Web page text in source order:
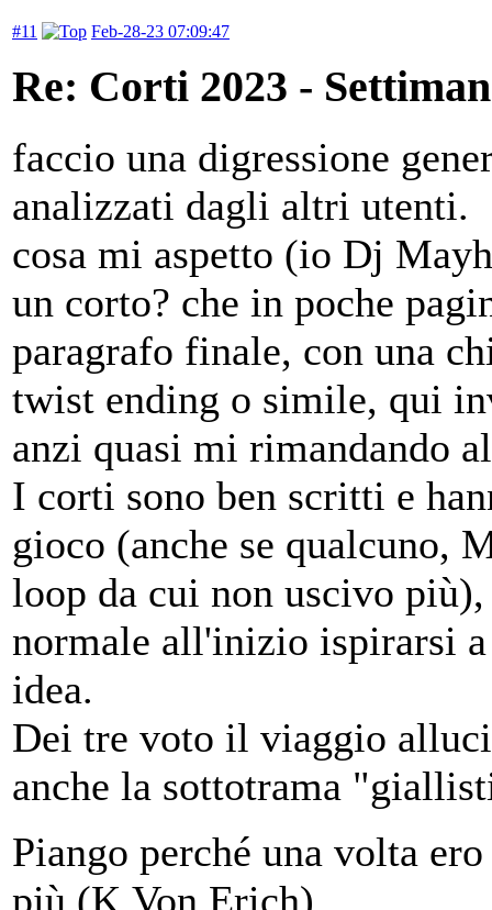
#11 Feb-28-23 07:09:47
Re: Corti 2023 -
faccio una digressione
analizzati dagli altri utenti.
cosa mi aspetto (io Dj
un corto? che in poche
paragrafo finale, con una
twist ending o simile, qui
anzi quasi mi rimandando
I corti sono ben scritti e
gioco (anche se qualcuno,
loop da cui non uscivo
normale all'inizio ispirarsi
idea.
Dei tre voto il viaggio
anche la sottotrama
Piango perché una volta
più (K.Von Erich)